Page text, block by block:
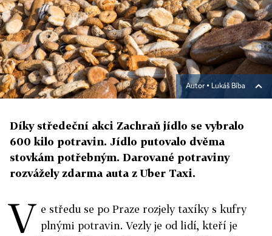
Autor ▪ Lukáš Bíba
Díky středeční akci Zachraň jídlo se vybralo
600 kilo potravin. Jídlo putovalo dvěma
stovkám potřebným. Darované potraviny
rozvážely zdarma auta z Uber Taxi.
V e středu se po Praze rozjely taxíky s kufry
plnými potravin. Vezly je od lidí, kteří je